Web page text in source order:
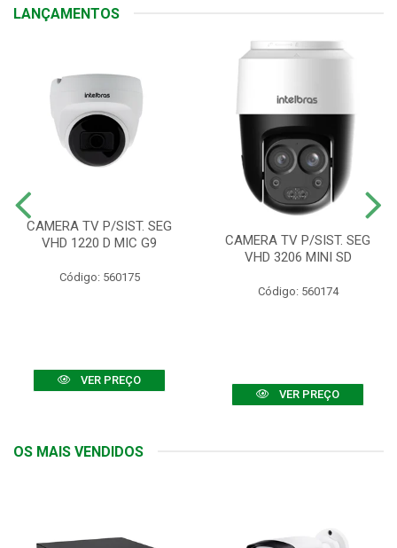
LANÇAMENTOS
CAMERA TV P/SIST. SEG
VHD 1220 D MIC G9
Código: 560175
VER PREÇO
CAMERA TV P/SIST. SEG
VHD 3206 MINI SD
Código: 560174
VER PREÇO
OS MAIS VENDIDOS